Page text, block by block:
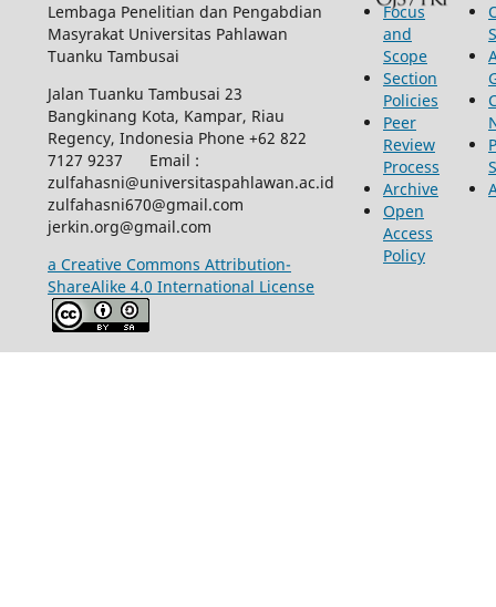
Lembaga Penelitian dan Pengabdian
Masyrakat Universitas Pahlawan
Tuanku Tambusai
Jalan Tuanku Tambusai 23
Bangkinang Kota, Kampar, Riau
Regency, Indonesia Phone +62 822
7127 9237 Email :
zulfahasni@universitaspahlawan.ac.id
zulfahasni670@gmail.com
jerkin.org@gmail.com
a Creative Commons Attribution-
ShareAlike 4.0 International License
Focus
and
Scope
Section
Policies
Peer
Review
Process
Archive
Open
Access
Policy